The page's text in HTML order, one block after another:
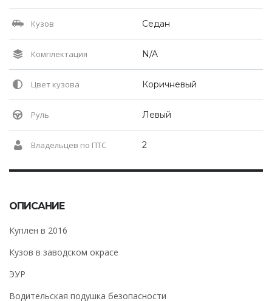
Кузов Седан
Комплектация N/A
Цвет кузова Коричневый
Руль Левый
Владельцев по ПТС 2
ОПИСАНИЕ
Куплен в 2016
Кузов в заводском окрасе
ЭУР
Водительская подушка безопасности